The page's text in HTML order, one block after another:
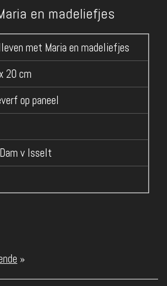
en madeliefjes
met Maria en madeliefjes
20 cm
op paneel
v Isselt
»